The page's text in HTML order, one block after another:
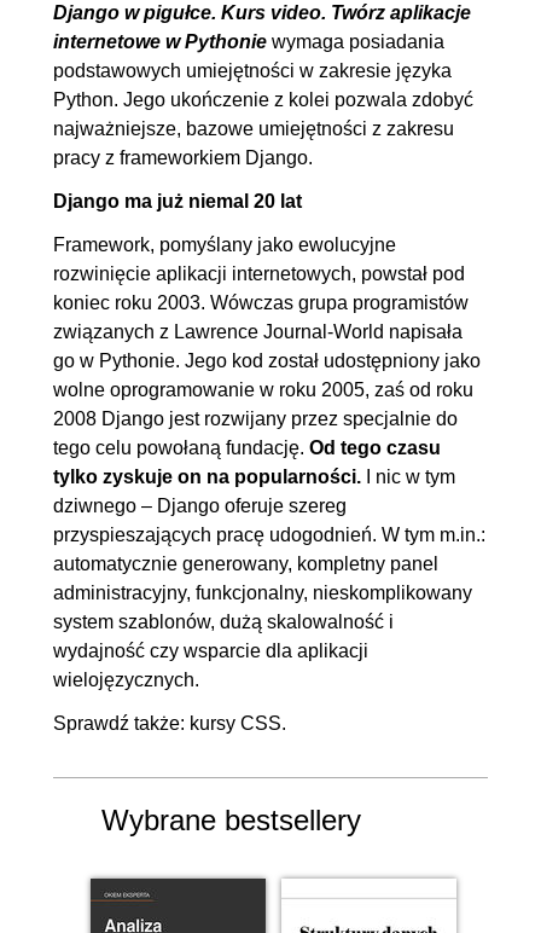
Django w pigułce. Kurs video. Twórz aplikacje
internetowe w Pythonie wymaga posiadania
podstawowych umiejętności w zakresie języka
Python. Jego ukończenie z kolei pozwala zdobyć
najważniejsze, bazowe umiejętności z zakresu
pracy z frameworkiem Django.
Django ma już niemal 20 lat
Framework, pomyślany jako ewolucyjne
rozwinięcie aplikacji internetowych, powstał pod
koniec roku 2003. Wówczas grupa programistów
związanych z Lawrence Journal-World napisała
go w Pythonie. Jego kod został udostępniony jako
wolne oprogramowanie w roku 2005, zaś od roku
2008 Django jest rozwijany przez specjalnie do
tego celu powołaną fundację. Od tego czasu
tylko zyskuje on na popularności. I nic w tym
dziwnego – Django oferuje szereg
przyspieszających pracę udogodnień. W tym m.in.:
automatycznie generowany, kompletny panel
administracyjny, funkcjonalny, nieskomplikowany
system szablonów, dużą skalowalność i
wydajność czy wsparcie dla aplikacji
wielojęzycznych.
Sprawdź także: kursy CSS.
Wybrane bestsellery